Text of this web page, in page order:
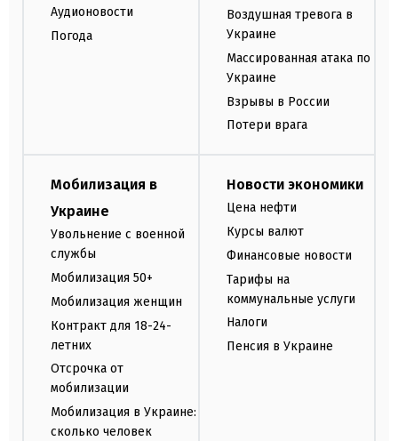
Аудионовости
Погода
Воздушная тревога в
Украине
Массированная атака по
Украине
Взрывы в России
Потери врага
Мобилизация в
Украине
Увольнение с военной
службы
Мобилизация 50+
Мобилизация женщин
Контракт для 18-24-
летних
Отсрочка от
мобилизации
Мобилизация в Украине:
сколько человек
Новости экономики
Цена нефти
Курсы валют
Финансовые новости
Тарифы на
коммунальные услуги
Налоги
Пенсия в Украине